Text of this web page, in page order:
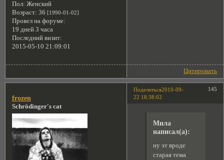
Пол: Женский
Возраст: 36 [1990-01-02]
Провел на форуме:
19 дней 3 часа
Последний визит:
2015-05-10 21:09:01
Цитировать
Поделиться 145
2010-09-
22 18:38:02
frozen
Schrödinger's cat
Мила
написал(а):
ну эт вроде
старая тема